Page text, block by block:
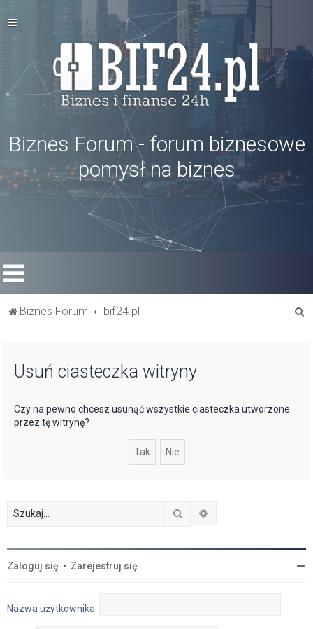
Biznes Forum - forum biznesowe
pomysł na biznes
Biznes Forum bif24.pl
Usuń ciasteczka witryny
Czy na pewno chcesz usunąć wszystkie ciasteczka utworzone
przez tę witrynę?
Szukaj
Zaloguj się • Zarejestruj się
Nazwa użytkownika: